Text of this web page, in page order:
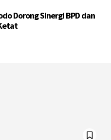
Dorong Sinergi BPD dan